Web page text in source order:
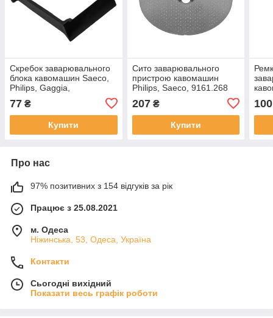
Скребок заварювального
блока кавомашин Saeco,
Philips, Gaggia,
77 ₴
Купити
Сито заварювального
пристрою кавомашин
Philips, Saeco, 9161.268
207₴
Купити
100
Про нас
97% позитивних з 154 відгуків за рік
Працює з 25.08.2021
м. Одеса
Ніжинська, 53, Одеса, Україна
Контакти
Сьогодні вихідний
Показати весь графік роботи